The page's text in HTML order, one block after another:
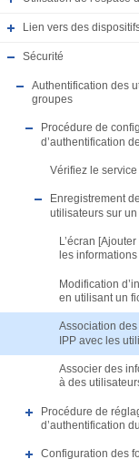
Lien vers des
Sécurité
Authentification des
groupes
Procédure de
d’authentification
Vérifiez le
Enregistrement
utilisateurs sur
L’écran
les
Modification
en utilisant un
Association
IPP avec les
Associer des
à des
Procédure de
d’authentification
Configuration des